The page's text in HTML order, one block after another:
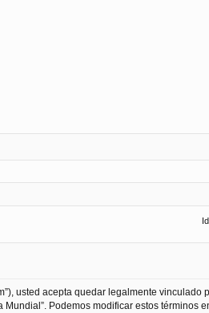
usted acepta quedar legalmente vinculado
Podemos modificar estos términos